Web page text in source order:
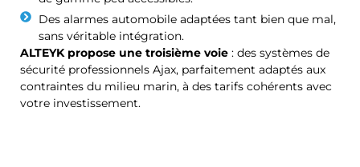
Des alarmes automobile adaptées tant bien que mal,
sans véritable intégration.
ALTEYK propose une troisième voie : des systèmes de
sécurité professionnels Ajax, parfaitement adaptés aux
contraintes du milieu marin, à des tarifs cohérents avec
votre investissement.